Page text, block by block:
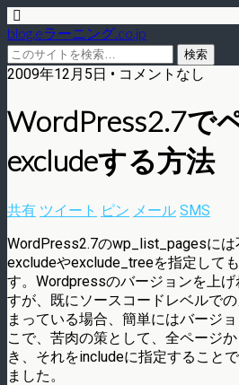
blog.eラーニング.co.jp
2009年12月5日 • コメントなし
WordPress2.7で
excludeする方法
共有 ツイート ピン メール SMS
WordPress2.7のwp_list_pagesには
excludeやexclude_treeを指定して
す。Wordpressのバージョンを上
すが、既にソースコードレベルで
まっている場合、簡単にはバージ
こで、苦肉の策として、全ページ
き、それをincludeに指定すること
ました。